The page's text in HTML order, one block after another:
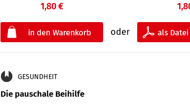
1,80 €
oder
GESUNDHEIT
Die pauschale Beihilfe